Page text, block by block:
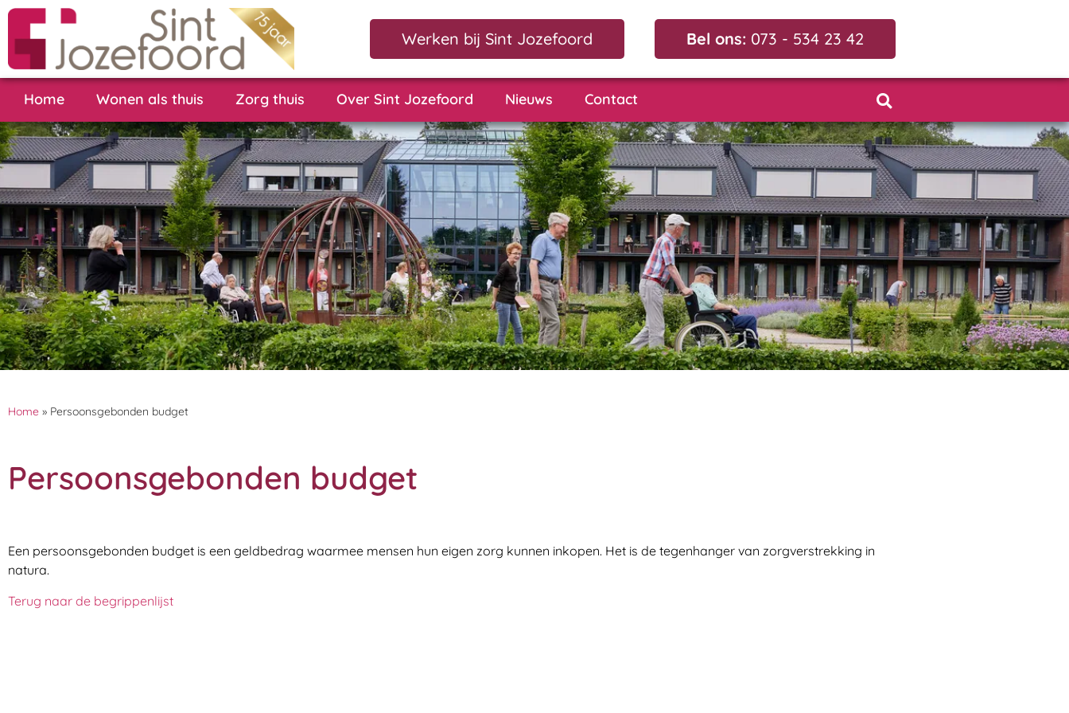
Werken bij Sint Jozefoord Bel ons: 073 - 534 23 42
Home Wonen als thuis Zorg thuis Over Sint Jozefoord Nieuws Contact
Home » Persoonsgebonden budget
Persoonsgebonden budget
Een persoonsgebonden budget is een geldbedrag waarmee mensen hun eigen zorg kunnen inkopen. Het is de tegenhanger van zorgverstrekking in
natura.
Terug naar de begrippenlijst